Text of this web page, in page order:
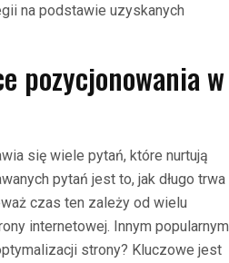
na podstawie uzyskanych
pozycjonowania w
się wiele pytań, które nurtują
pytań jest to, jak długo trwa
czas ten zależy od wielu
internetowej. Innym popularnym
strony? Kluczowe jest